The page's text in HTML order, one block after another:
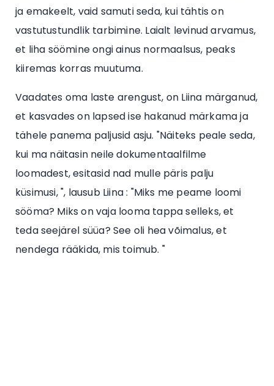
ja emakeelt, vaid samuti seda, kui tähtis on
vastutustundlik tarbimine. Laialt levinud arvamus,
et liha söömine ongi ainus normaalsus, peaks
kiiremas korras muutuma.
Vaadates oma laste arengust, on Liina märganud,
et kasvades on lapsed ise hakanud märkama ja
tähele panema paljusid asju. "Näiteks peale seda,
kui ma näitasin neile dokumentaalfilme
loomadest, esitasid nad mulle päris palju
küsimusi, ", lausub Liina : "Miks me peame loomi
sööma? Miks on vaja looma tappa selleks, et
teda seejärel süüa? See oli hea võimalus, et
nendega rääkida, mis toimub. "